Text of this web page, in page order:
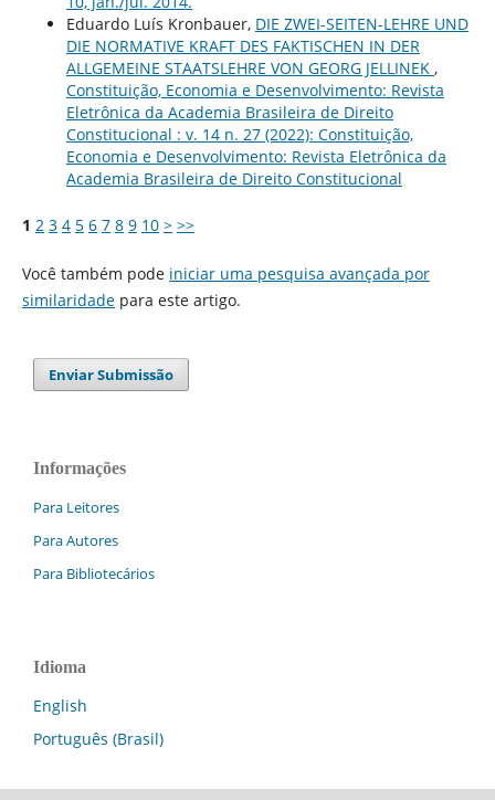
Eduardo Luís Kronbauer, DIE ZWEI-SEITEN-LEHRE UND
DIE NORMATIVE KRAFT DES FAKTISCHEN IN DER
ALLGEMEINE STAATSLEHRE VON GEORG JELLINEK ,
Constituição, Economia e Desenvolvimento: Revista
Eletrônica da Academia Brasileira de Direito
Constitucional : v. 14 n. 27 (2022): Constituição,
Economia e Desenvolvimento: Revista Eletrônica da
Academia Brasileira de Direito Constitucional
1 2 3 4 5 6 7 8 9 10 > >>
Você também pode iniciar uma pesquisa avançada por
similaridadepara este artigo.
Enviar Submissão
Informações
Para Leitores
Para Autores
Para Bibliotecários
Idioma
English
Português (Brasil)